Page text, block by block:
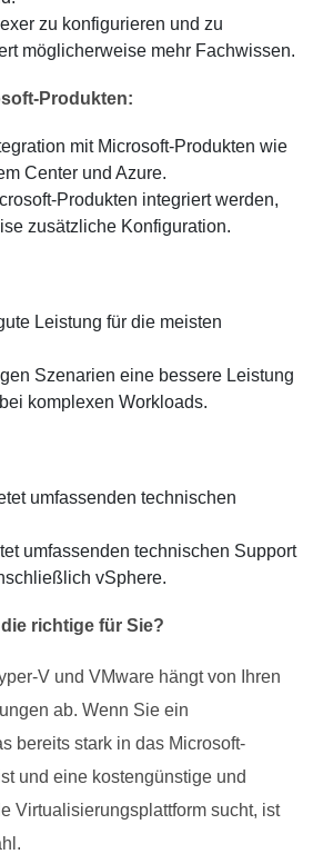
zu konfigurieren und zu
möglicherweise mehr Fachwissen.
Produkten:
mit Microsoft-Produkten wie
Center und Azure.
Produkten integriert werden,
zusätzliche Konfiguration.
Leistung für die meisten
Szenarien eine bessere Leistung
komplexen Workloads.
umfassenden technischen
umfassenden technischen Support
vSphere.
richtige für Sie?
V und VMware hängt von Ihren
ab. Wenn Sie ein
bereits stark in das Microsoft-
und eine kostengünstige und
Virtualisierungsplattform sucht, ist